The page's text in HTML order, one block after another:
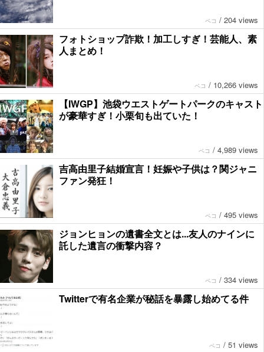
ペコ / 204 views
フォトショップ詐欺！加工しすぎ！芸能人、素
人まとめ！
ペコ / 10,266 views
【IWGP】池袋ウエストゲートパークのキャスト
が豪華すぎ！小栗旬も出ていた！
ペコ / 4,989 views
吉高由里子結婚宣言！妊娠や子供は？関ジャニ
ファン発狂！
ペコ / 495 views
ジョンヒョンの遺書全文とは...友人のナインに
託した遺言の衝撃内容？
ペコ / 334 views
Twitterで有名企業が秘話を暴露し始めてる件
ペコ / 51 views